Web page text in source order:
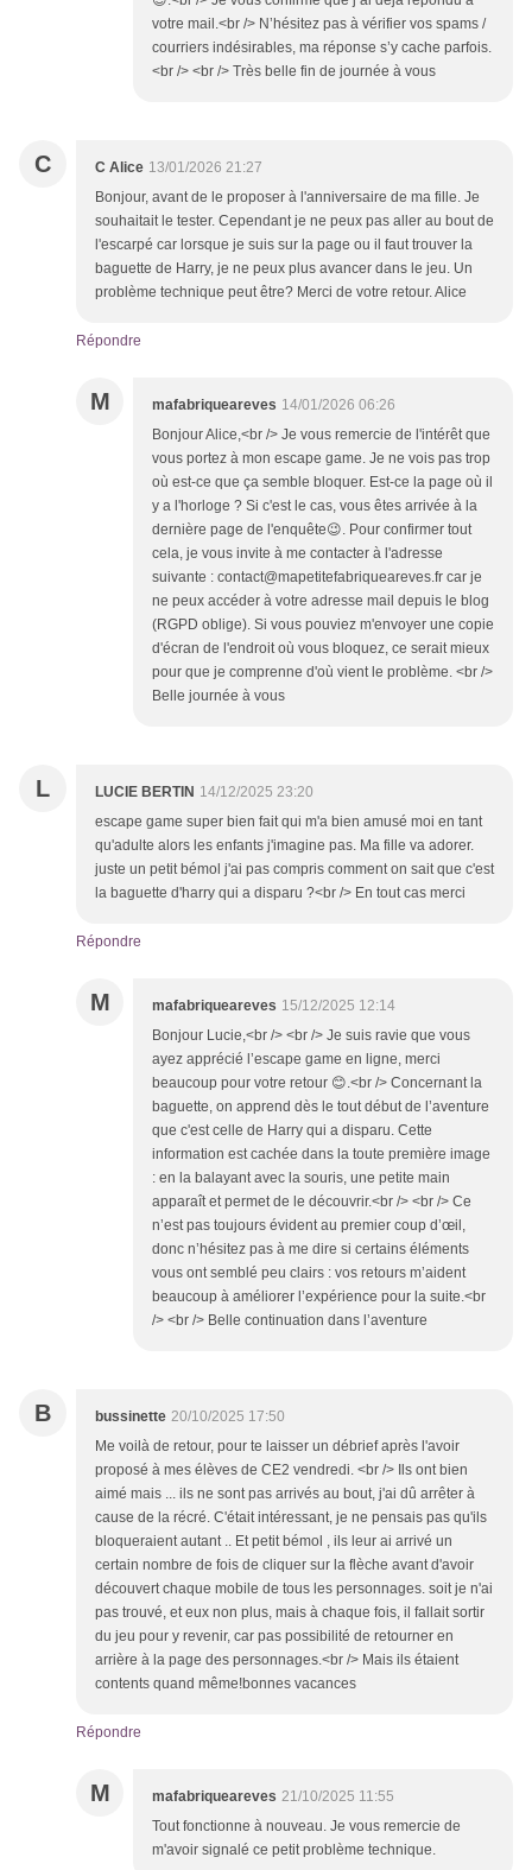
votre mail.<br /> N’hésitez pas à vérifier vos spams /
courriers indésirables, ma réponse s’y cache parfois.
<br /> <br /> Très belle fin de journée à vous
C C Alice 13/01/2026 21:27
Bonjour, avant de le proposer à l'anniversaire de ma fille. Je
souhaitait le tester. Cependant je ne peux pas aller au bout de
l'escarpé car lorsque je suis sur la page ou il faut trouver la
baguette de Harry, je ne peux plus avancer dans le jeu. Un
problème technique peut être? Merci de votre retour. Alice
Répondre
M mafabriqueareves 14/01/2026 06:26
Bonjour Alice,<br /> Je vous remercie de l'intérêt que
vous portez à mon escape game. Je ne vois pas trop
où est-ce que ça semble bloquer. Est-ce la page où il
y a l'horloge ? Si c'est le cas, vous êtes arrivée à la
dernière page de l'enquête😉. Pour confirmer tout
cela, je vous invite à me contacter à l'adresse
suivante : contact@mapetitefabriqueareves.fr car je
ne peux accéder à votre adresse mail depuis le blog
(RGPD oblige). Si vous pouviez m'envoyer une copie
d'écran de l'endroit où vous bloquez, ce serait mieux
pour que je comprenne d'où vient le problème. <br />
Belle journée à vous
L LUCIE BERTIN 14/12/2025 23:20
escape game super bien fait qui m'a bien amusé moi en tant
qu'adulte alors les enfants j'imagine pas. Ma fille va adorer.
juste un petit bémol j'ai pas compris comment on sait que c'est
la baguette d'harry qui a disparu ?<br /> En tout cas merci
Répondre
M mafabriqueareves 15/12/2025 12:14
Bonjour Lucie,<br /> <br /> Je suis ravie que vous
ayez apprécié l’escape game en ligne, merci
beaucoup pour votre retour 😊.<br /> Concernant la
baguette, on apprend dès le tout début de l’aventure
que c'est celle de Harry qui a disparu. Cette
information est cachée dans la toute première image
: en la balayant avec la souris, une petite main
apparaît et permet de le découvrir.<br /> <br /> Ce
n’est pas toujours évident au premier coup d’œil,
donc n’hésitez pas à me dire si certains éléments
vous ont semblé peu clairs : vos retours m’aident
beaucoup à améliorer l’expérience pour la suite.<br
/> <br /> Belle continuation dans l’aventure
B bussinette 20/10/2025 17:50
Me voilà de retour, pour te laisser un débrief après l'avoir
proposé à mes élèves de CE2 vendredi. <br /> Ils ont bien
aimé mais ... ils ne sont pas arrivés au bout, j'ai dû arrêter à
cause de la récré. C'était intéressant, je ne pensais pas qu'ils
bloqueraient autant .. Et petit bémol , ils leur ai arrivé un
certain nombre de fois de cliquer sur la flèche avant d'avoir
découvert chaque mobile de tous les personnages. soit je n'ai
pas trouvé, et eux non plus, mais à chaque fois, il fallait sortir
du jeu pour y revenir, car pas possibilité de retourner en
arrière à la page des personnages.<br /> Mais ils étaient
contents quand même!bonnes vacances
Répondre
M mafabriqueareves 21/10/2025 11:55
Tout fonctionne à nouveau. Je vous remercie de
m'avoir signalé ce petit problème technique.